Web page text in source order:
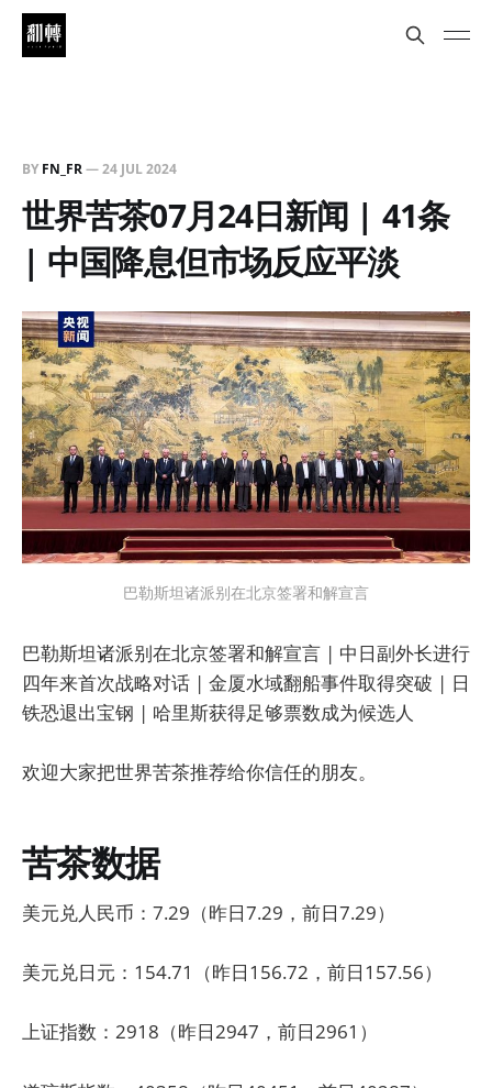
BY FN_FR—24 JUL 2024
世界苦茶07月24日新闻 | 41条
| 中国降息但市场反应平淡
巴勒斯坦诸派别在北京签署和解宣言
巴勒斯坦诸派别在北京签署和解宣言 | 中日副外长进行
四年来首次战略对话 | 金厦水域翻船事件取得突破 | 日
铁恐退出宝钢 | 哈里斯获得足够票数成为候选人
欢迎大家把世界苦茶推荐给你信任的朋友。
苦茶数据
美元兑人民币：7.29（昨日7.29，前日7.29）
美元兑日元：154.71（昨日156.72，前日157.56）
上证指数：2918（昨日2947，前日2961）